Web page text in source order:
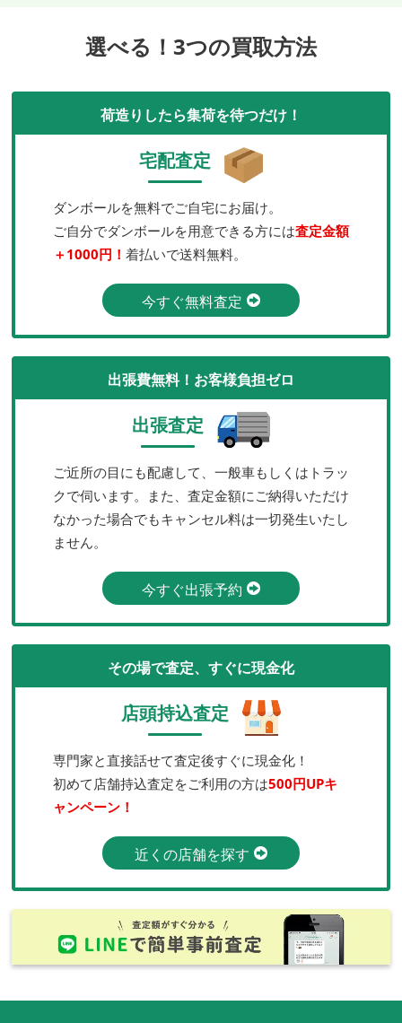
選べる！3つの買取方法
荷造りしたら集荷を待つだけ！
宅配査定
ダンボールを無料でご自宅にお届け。
ご自分でダンボールを用意できる方には査定金額
＋1000円！ 着払いで送料無料。
今すぐ無料査定
出張費無料！お客様負担ゼロ
出張査定
ご近所の目にも配慮して、一般車もしくはトラッ
クで伺います。また、査定金額にご納得いただけ
なかった場合でもキャンセル料は一切発生いたし
ません。
今すぐ出張予約
その場で査定、すぐに現金化
店頭持込査定
専門家と直接話せて査定後すぐに現金化！
初めて店舗持込査定をご利用の方は500円UPキ
ャンペーン！
近くの店舗を探す